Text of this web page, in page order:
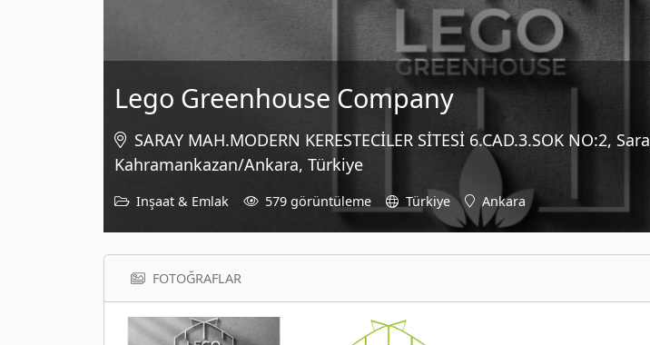
Lego Greenhouse Company
SARAY MAH.MODERN KERESTECİLER SİTESİ 6.CAD.3.SOK NO:2,
Kahramankazan/Ankara, Türkiye
Inşaat & Emlak 579 görüntüleme Türkiye Ankara
FOTOĞRAFLAR